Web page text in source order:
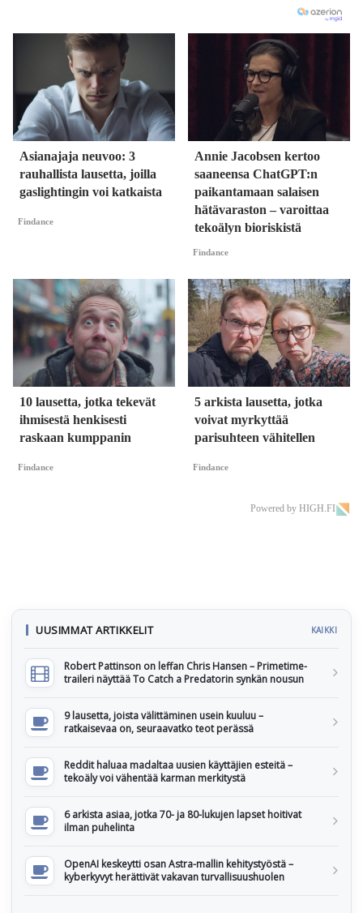
Asianajaja neuvoo: 3
rauhallista lausetta, joilla
gaslightingin voi katkaista
Findance
Annie Jacobsen kertoo
saaneensa ChatGPT:n
paikantamaan salaisen
hätävaraston – varoittaa
tekoälyn bioriskistä
Findance
10 lausetta, jotka tekevät
ihmisestä henkisesti
raskaan kumppanin
Findance
5 arkista lausetta, jotka
voivat myrkyttää
parisuhteen vähitellen
Findance
Powered by HIGH.FI
UUSIMMAT ARTIKKELIT KAIKKI
Robert Pattinson on leffan Chris Hansen – Primetime-
traileri näyttää To Catch a Predatorin synkän nousun
9 lausetta, joista välittäminen usein kuuluu –
ratkaisevaa on, seuraavatko teot perässä
Reddit haluaa madaltaa uusien käyttäjien esteitä –
tekoäly voi vähentää karman merkitystä
6 arkista asiaa, jotka 70- ja 80-lukujen lapset hoitivat
ilman puhelinta
OpenAI keskeytti osan Astra-mallin kehitystyöstä –
kyberkyvyt herättivät vakavan turvallisuushuolen